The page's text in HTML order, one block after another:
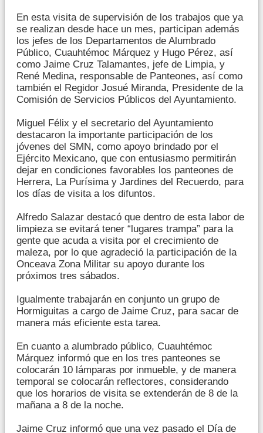
En esta visita de supervisión de los trabajos que ya
se realizan desde hace un mes, participan además
los jefes de los Departamentos de Alumbrado
Público, Cuauhtémoc Márquez y Hugo Pérez, así
como Jaime Cruz Talamantes, jefe de Limpia, y
René Medina, responsable de Panteones, así como
también el Regidor Josué Miranda, Presidente de la
Comisión de Servicios Públicos del Ayuntamiento.
Miguel Félix y el secretario del Ayuntamiento
destacaron la importante participación de los
jóvenes del SMN, como apoyo brindado por el
Ejército Mexicano, que con entusiasmo permitirán
dejar en condiciones favorables los panteones de
Herrera, La Purísima y Jardines del Recuerdo, para
los días de visita a los difuntos.
Alfredo Salazar destacó que dentro de esta labor de
limpieza se evitará tener “lugares trampa” para la
gente que acuda a visita por el crecimiento de
maleza, por lo que agradeció la participación de la
Onceava Zona Militar su apoyo durante los
próximos tres sábados.
Igualmente trabajarán en conjunto un grupo de
Hormiguitas a cargo de Jaime Cruz, para sacar de
manera más eficiente esta tarea.
En cuanto a alumbrado público, Cuauhtémoc
Márquez informó que en los tres panteones se
colocarán 10 lámparas por inmueble, y de manera
temporal se colocarán reflectores, considerando
que los horarios de visita se extenderán de 8 de la
mañana a 8 de la noche.
Jaime Cruz informó que una vez pasado el Día de